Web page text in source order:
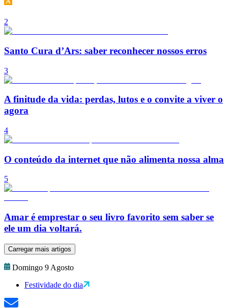
2
Santo Cura d’Ars: saber reconhecer nossos erros
3
A finitude da vida: perdas, lutos e o convite a viver o
agora
4
O conteúdo da internet que não alimenta nossa alma
5
Amar é emprestar o seu livro favorito sem saber se
ele um dia voltará.
Carregar mais artigos
Domingo 9 Agosto
Festividade do dia